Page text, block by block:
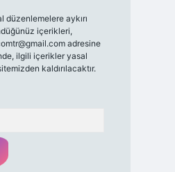
düzenlemelere aykırı
içerikleri,
adresine
ilgili içerikler yasal
kaldırılacaktır.